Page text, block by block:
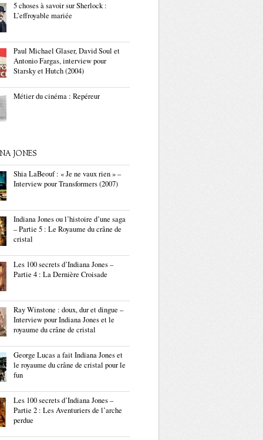
5 choses à savoir sur Sherlock :
L’effroyable mariée
Paul Michael Glaser, David Soul et
Antonio Fargas, interview pour
Starsky et Hutch (2004)
Métier du cinéma : Repéreur
JONES
Shia LaBeouf : « Je ne vaux rien » –
Interview pour Transformers (2007)
Indiana Jones ou l’histoire d’une saga
– Partie 5 : Le Royaume du crâne de
cristal
Les 100 secrets d’Indiana Jones –
Partie 4 : La Dernière Croisade
Ray Winstone : doux, dur et dingue –
Interview pour Indiana Jones et le
royaume du crâne de cristal
George Lucas a fait Indiana Jones et
le royaume du crâne de cristal pour le
fun
Les 100 secrets d’Indiana Jones –
Partie 2 : Les Aventuriers de l’arche
perdue